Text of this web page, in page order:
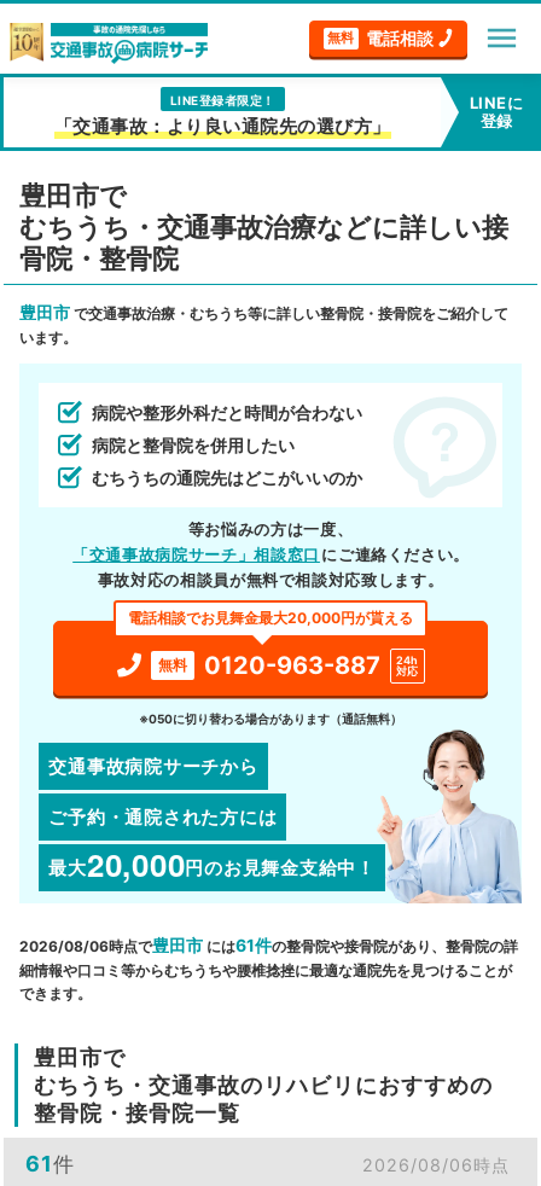
無料 電話相談 menu
LINE登録者限定！
「交通事故：より良い通院先の選び方」
LINEに
登録
豊田市で
むちうち・交通事故治療などに詳しい接
骨院・整骨院
豊田市 で交通事故治療・むちうち等に詳しい整骨院・接骨院をご紹介して
います。
病院や整形外科だと時間が合わない
病院と整骨院を併用したい
むちうちの通院先はどこがいいのか
等お悩みの方は一度、
「交通事故病院サーチ」相談窓口 にご連絡ください。
事故対応の相談員が無料で相談対応致します。
電話相談でお見舞金最大20,000円が貰える
無料 0120-963-887
24h
対応
※050に切り替わる場合があります（通話無料）
交通事故病院サーチから
ご予約・通院された方には
最大20,000円のお見舞金支給中！
2026/08/06時点で豊田市 には61件の整骨院や接骨院があり、整骨院の詳
細情報や口コミ等からむちうちや腰椎捻挫に最適な通院先を見つけることが
できます。
豊田市で
むちうち・交通事故のリハビリにおすすめの
整骨院・接骨院一覧
61件 2026/08/06時点